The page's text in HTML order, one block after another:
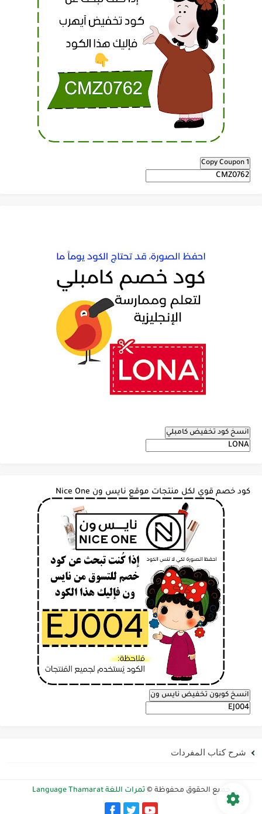
Copy Coupon 1
انسخ كود تخفيض كامبلي
كود خصم قوي لكل منتجات موقع نايس ون Nice One
انسخ كوبون تخفيض نايس ون
شرح كتاب المفردات
جميع الحقوق محفوظة © ثمرات اللغة Language Thamarat